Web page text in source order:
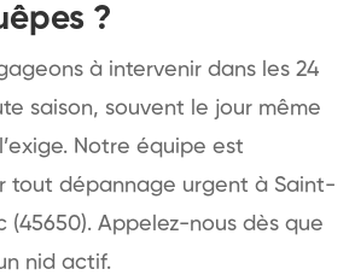
?
à intervenir dans les 24
saison, souvent le jour même
Notre équipe est
tout dépannage urgent à Saint-
(45650). Appelez-nous dès que
nid actif.